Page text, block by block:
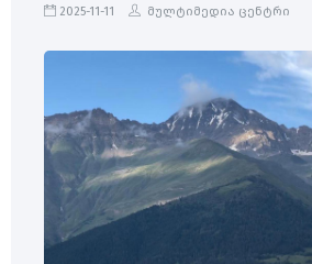
2025-11-11 მულტიმედია ცენტრი